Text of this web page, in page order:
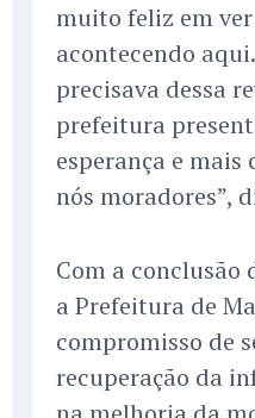
muito feliz em ver
acontecendo
precisava dessa
prefeitura
esperança e
nós moradores”,
Com a conclusão
a Prefeitura de
compromisso de
recuperação da